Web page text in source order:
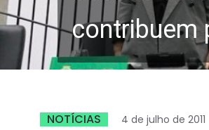
contribuem
NOTÍCIAS 4 de julho de 2011